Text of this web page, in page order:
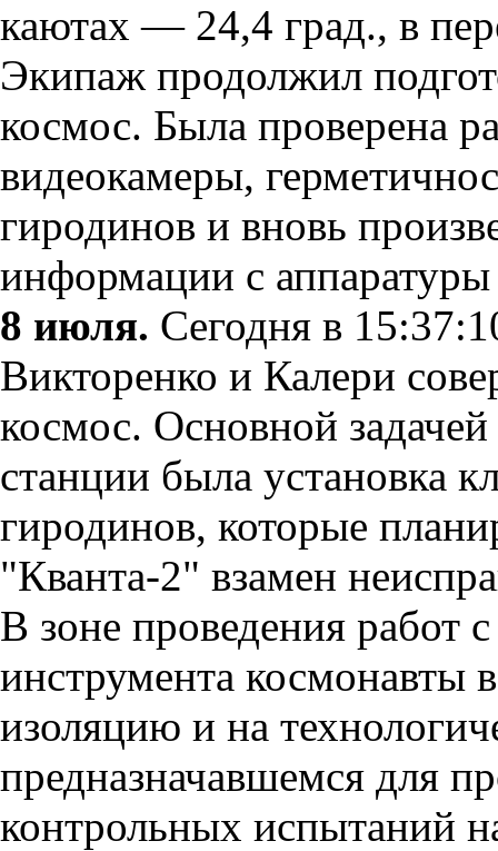
каютах — 24,4 град., в
Экипаж продолжил
космос. Была проверена
видеокамеры,
гиродинов и вновь
информации с
8 июля. Сегодня в
Викторенко и Калери
космос. Основной
станции была установка
гиродинов, которые
"Кванта-2" взамен
В зоне проведения работ
инструмента космонавты
изоляцию и на
предназначавшемся для
контрольных испытаний